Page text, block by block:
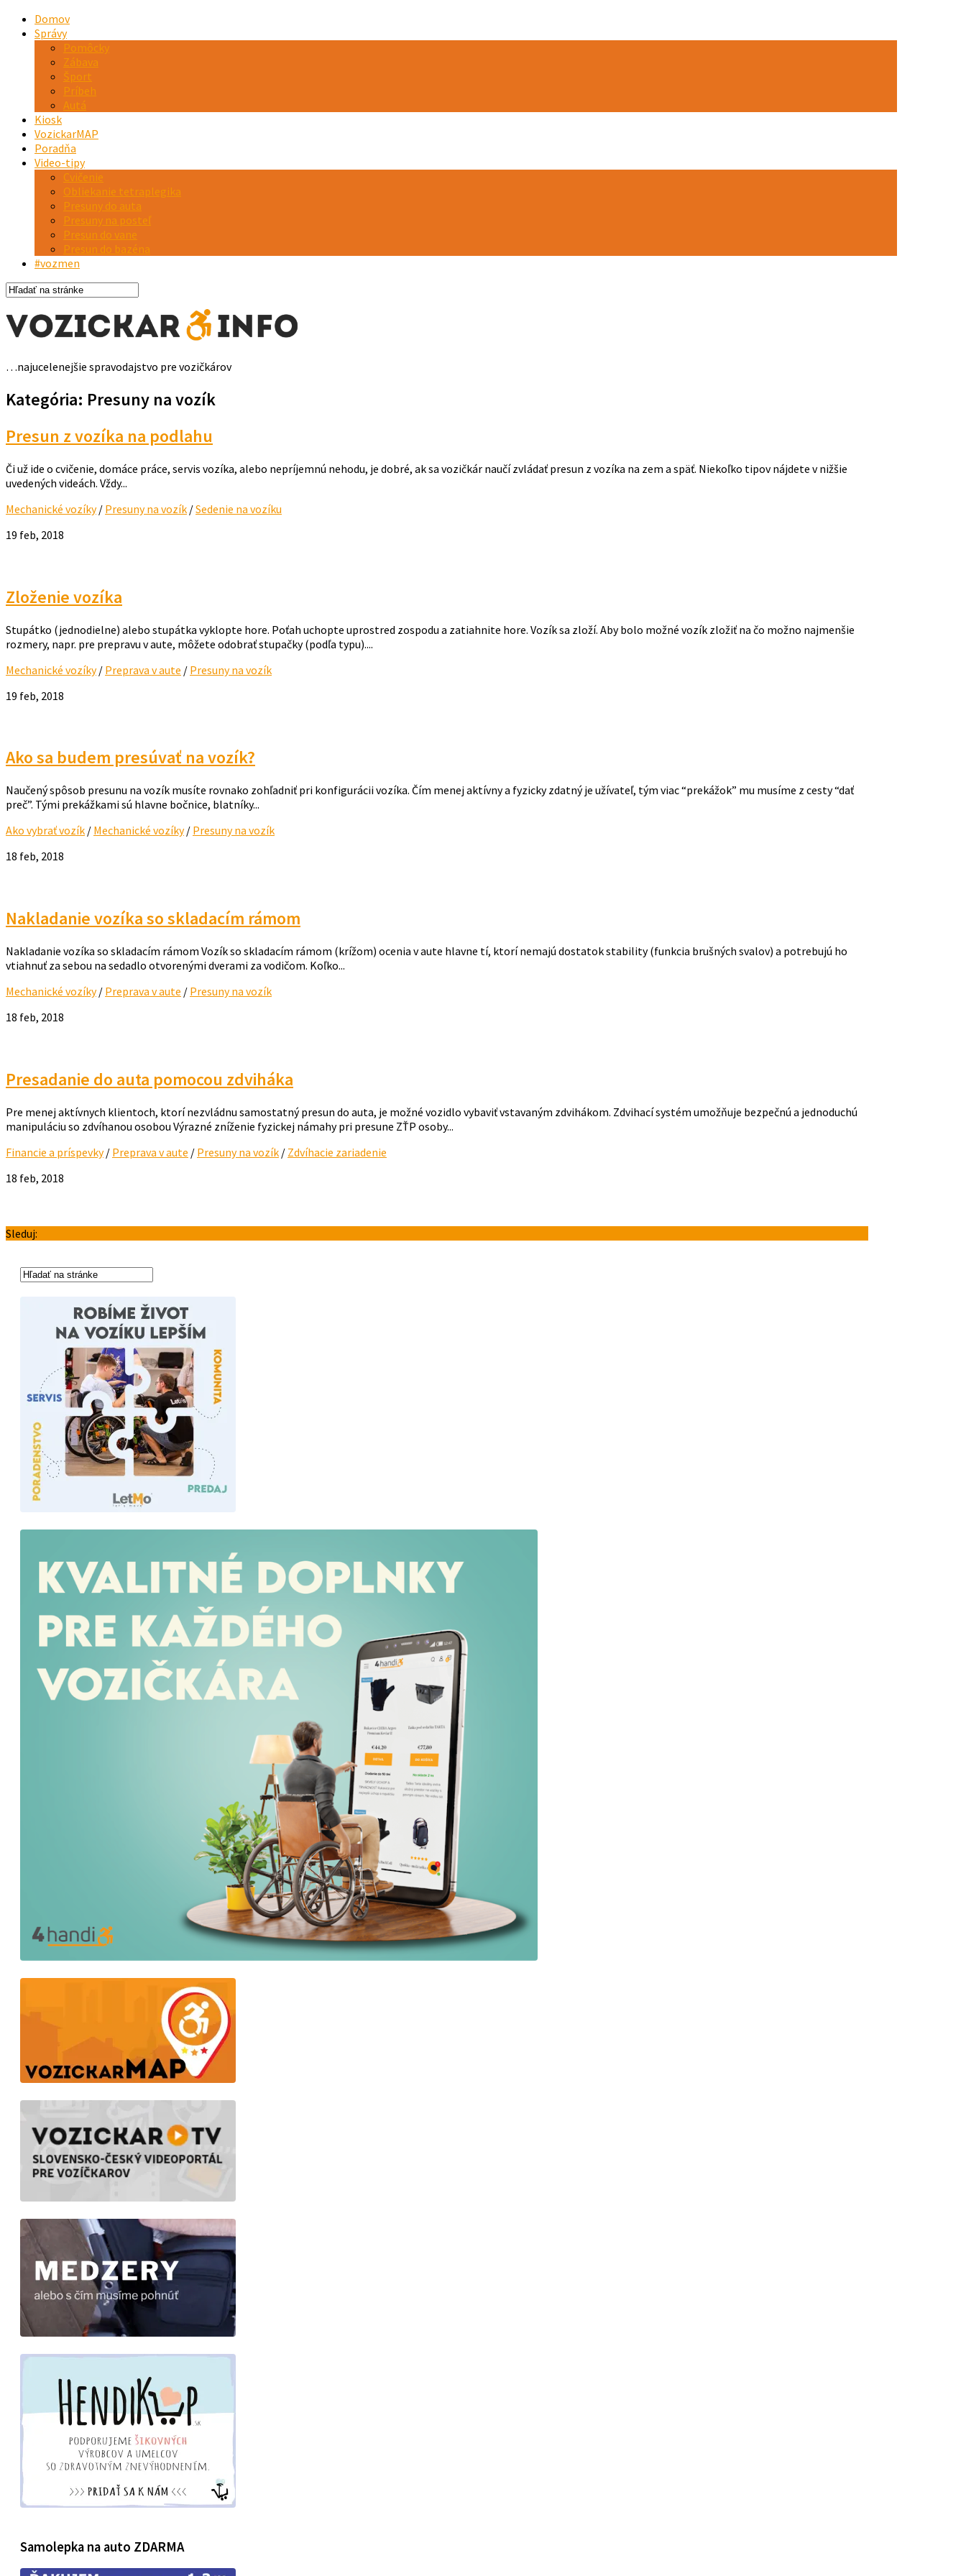
Domov
Správy
Pomôcky
Zábava
Šport
Príbeh
Autá
Kiosk
VozickarMAP
Poradňa
Video-tipy
Cvičenie
Obliekanie tetraplegika
Presuny do auta
Presuny na posteľ
Presun do vane
Presun do bazéna
#vozmen
…najucelenejšie spravodajstvo pre vozičkárov
Kategória: Presuny na vozík
Presun z vozíka na podlahu
Či už ide o cvičenie, domáce práce, servis vozíka, alebo nepríjemnú nehodu, je dobré, ak sa vozičkár naučí zvládať presun z vozíka na zem a späť. Niekoľko tipov nájdete v nižšie
uvedených videách. Vždy...
Mechanické vozíky/ Presuny na vozík /Sedenie na vozíku
19 feb, 2018
Zloženie vozíka
Stupátko (jednodielne) alebo stupátka vyklopte hore. Poťah uchopte uprostred zospodu a zatiahnite hore. Vozík sa zloží. Aby bolo možné vozík zložiť na čo možno najmenšie
rozmery, napr. pre prepravu v aute, môžete odobrať stupačky (podľa typu)....
Mechanické vozíky/ Preprava v aute / Presuny na vozík
19 feb, 2018
Ako sa budem presúvať na vozík?
Naučený spôsob presunu na vozík musíte rovnako zohľadniť pri konfigurácii vozíka. Čím menej aktívny a fyzicky zdatný je užívateľ, tým viac “prekážok” mu musíme z cesty “dať
preč”. Tými prekážkami sú hlavne bočnice, blatníky...
Ako vybrať vozík / Mechanické vozíky/ Presuny na vozík
18 feb, 2018
Nakladanie vozíka so skladacím rámom
Nakladanie vozíka so skladacím rámom Vozík so skladacím rámom (krížom) ocenia v aute hlavne tí, ktorí nemajú dostatok stability (funkcia brušných svalov) a potrebujú ho
vtiahnuť za sebou na sedadlo otvorenými dverami za vodičom. Koľko...
Mechanické vozíky/ Preprava v aute / Presuny na vozík
18 feb, 2018
Presadanie do auta pomocou zdviháka
Pre menej aktívnych klientoch, ktorí nezvládnu samostatný presun do auta, je možné vozidlo vybaviť vstavaným zdvihákom. Zdvihací systém umožňuje bezpečnú a jednoduchú
manipuláciu so zdvíhanou osobou Výrazné zníženie fyzickej námahy pri presune ZŤP osoby...
Financie a príspevky/ Preprava v aute / Presuny na vozík / Zdvíhacie zariadenie
18 feb, 2018
Sleduj:
Samolepka na auto ZDARMA